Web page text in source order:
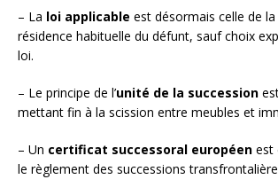
– La loi applicable est désormais celle de
résidence habituelle du défunt, sauf choix
loi.
– Le principe de l’unité de la succession
mettant fin à la scission entre meubles et
– Un certificat successoral européen est
le règlement des successions